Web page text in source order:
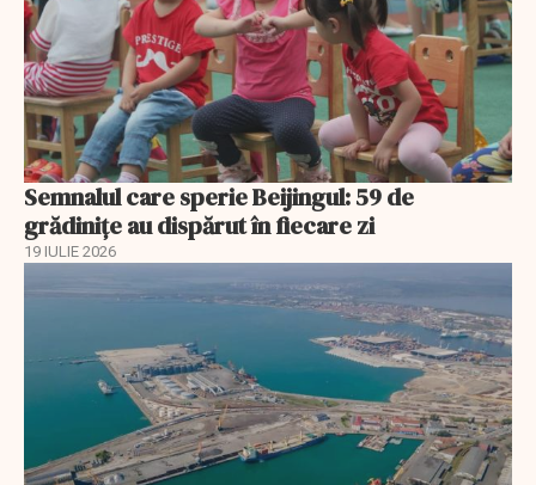
Semnalul care sperie Beijingul: 59 de
grădinițe au dispărut în fiecare zi
19 IULIE 2026